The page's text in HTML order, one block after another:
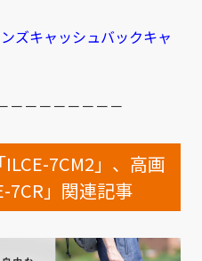
ズキャッシュバックキャ
－－－－－－－－
7CM2」、高画
7CR」関連記事